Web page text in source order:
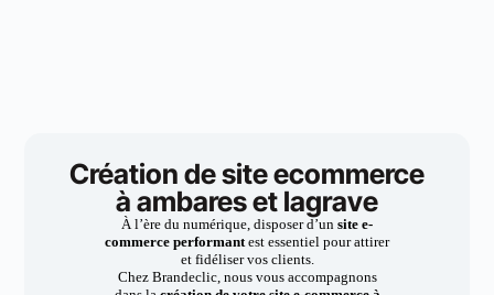
Création de site ecommerce
à ambares et lagrave
À l’ère du numérique, disposer d’un site e-
commerce performantest essentiel pour attirer
et fidéliser vos clients.
Chez Brandeclic, nous vous accompagnons